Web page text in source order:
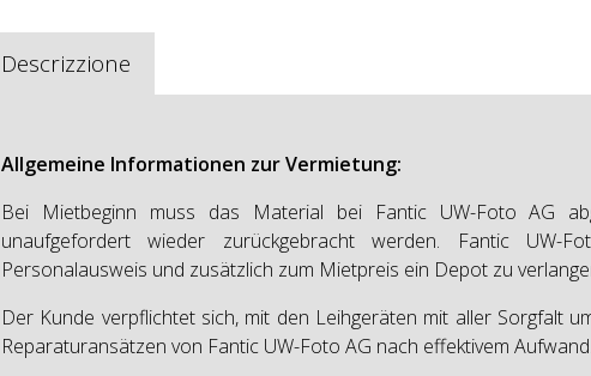
Descrizzione
Allgemeine Informationen zur Vermietung:
Bei Mietbeginn muss das Material bei Fantic UW-Foto AG
unaufgefordert wieder zurückgebracht werden. Fantic
Personalausweis und zusätzlich zum Mietpreis ein Depot zu
Der Kunde verpflichtet sich, mit den Leihgeräten mit aller Sorgfalt
Reparaturansätzen von Fantic UW-Foto AG nach effektivem Aufwand.